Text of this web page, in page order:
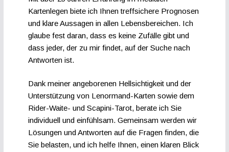
Kartenlegen biete ich Ihnen treffsichere Prognosen
und klare Aussagen in allen Lebensbereichen. Ich
glaube fest daran, dass es keine Zufälle gibt und
dass jeder, der zu mir findet, auf der Suche nach
Antworten ist.
Dank meiner angeborenen Hellsichtigkeit und der
Unterstützung von Lenormand-Karten sowie dem
Rider-Waite- und Scapini-Tarot, berate ich Sie
individuell und einfühlsam. Gemeinsam werden wir
Lösungen und Antworten auf die Fragen finden, die
Sie belasten, und ich helfe Ihnen, einen klaren Blick